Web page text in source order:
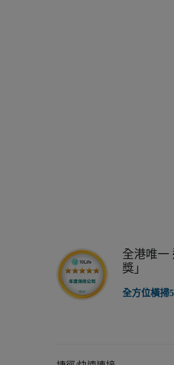
全港唯一
獎」
全方位橫掃